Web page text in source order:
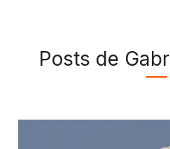
Posts de